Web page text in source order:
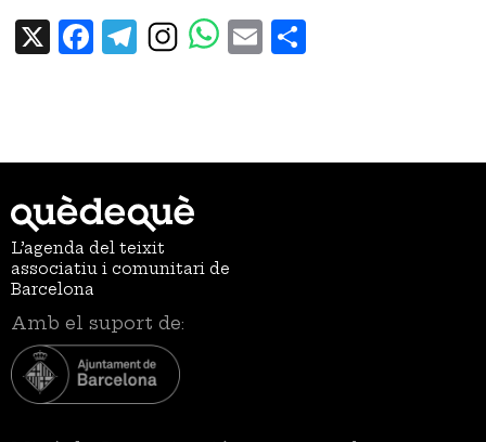
X Facebook
TelegramEmail
L’agenda del teixit
associatiu i comunitari de
Barcelona
Amb el suport de: